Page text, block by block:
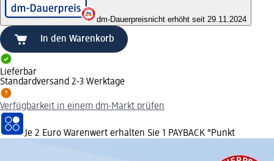
dm-Dauerpreisnicht erhöht seit 29.11.2024
In den Warenkorb
Lieferbar
Standardversand 2-3 Werktage
Verfügbarkeit in einem dm-Markt prüfen
Je 2 Euro Warenwert erhalten Sie 1 PAYBACK °Punkt